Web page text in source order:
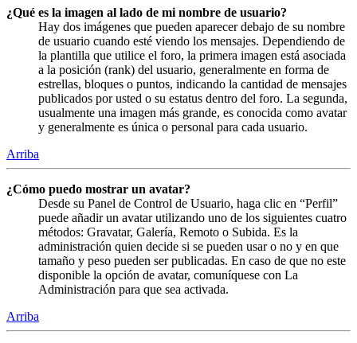
¿Qué es la imagen al lado de mi nombre de usuario?
Hay dos imágenes que pueden aparecer debajo de su nombre
de usuario cuando esté viendo los mensajes. Dependiendo de
la plantilla que utilice el foro, la primera imagen está asociada
a la posición (rank) del usuario, generalmente en forma de
estrellas, bloques o puntos, indicando la cantidad de mensajes
publicados por usted o su estatus dentro del foro. La segunda,
usualmente una imagen más grande, es conocida como avatar
y generalmente es única o personal para cada usuario.
Arriba
¿Cómo puedo mostrar un avatar?
Desde su Panel de Control de Usuario, haga clic en “Perfil”
puede añadir un avatar utilizando uno de los siguientes cuatro
métodos: Gravatar, Galería, Remoto o Subida. Es la
administración quien decide si se pueden usar o no y en que
tamaño y peso pueden ser publicadas. En caso de que no este
disponible la opción de avatar, comuníquese con La
Administración para que sea activada.
Arriba